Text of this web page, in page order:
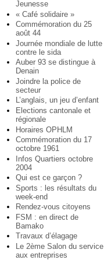
Jeunesse
« Café solidaire »
Commémoration du 25
août 44
Journée mondiale de lutte
contre le sida
Auber 93 se distingue à
Denain
Joindre la police de
secteur
L’anglais, un jeu d’enfant
Elections cantonale et
régionale
Horaires OPHLM
Commémoration du 17
octobre 1961
Infos Quartiers octobre
2004
Qui est ce garçon ?
Sports : les résultats du
week-end
Rendez-vous citoyens
FSM : en direct de
Bamako
Travaux d’élagage
Le 2ème Salon du service
aux entreprises